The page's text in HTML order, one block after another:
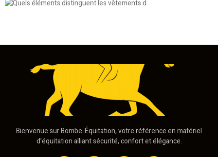
Bienvenue sur Bombe-Équitation, votre référence en matériel
d’équitation alliant sécurité, confort et élégance.